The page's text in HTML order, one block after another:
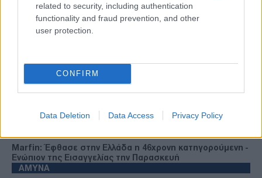
related to security, including authentication
functionality and fraud prevention, and other
user protection.
CONFIRM
Data Deletion Data Access Privacy Policy
Ροή Ειδήσεων
06/08/26 - 22:47
Από τα πλαστά διαβατήρια στα δίκτυα διακίνησης: Ο
ρόλος της Τουρκίας στις σύγχρονες μεταναστευτικές
ΕΛΛΑΔΑ
Marfin: Έφθασε στην Ελλάδα η 46χρονη κατηγορούμενη -
Ενώπιον της Εισαγγελίας την Παρασκευή
ΑΜΥΝΑ